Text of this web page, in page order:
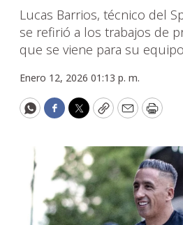
Lucas Barrios, técnico del
se refirió a los trabajos de
que se viene para su
Enero 12, 2026 01:13 p. m.
WhatsApp
Facebook
Twitter
CopyEmailPrint